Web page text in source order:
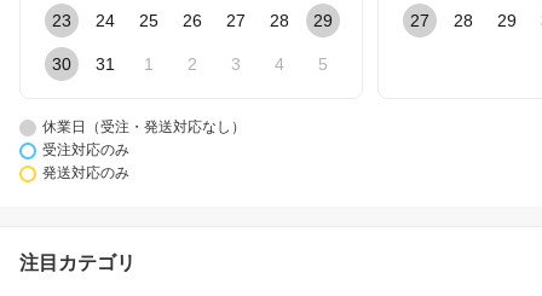
23 24 25 26 27 28 29
30 31 1 2 3 4 5
27 28 29
休業日（受注・発送対応なし）
受注対応のみ
発送対応のみ
注目カテゴリ